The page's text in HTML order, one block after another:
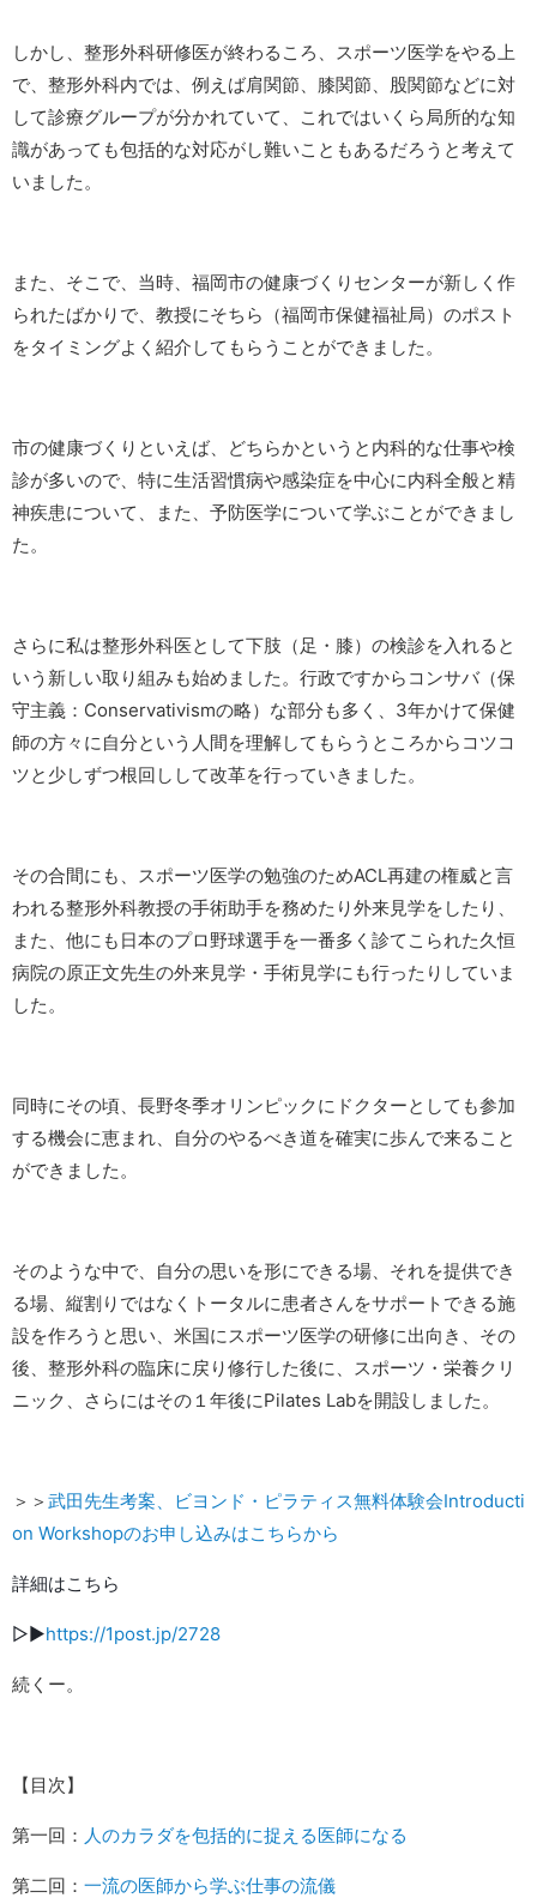
しかし、整形外科研修医が終わるころ、スポーツ医学をやる上
で、整形外科内では、例えば肩関節、膝関節、股関節などに対
して診療グループが分かれていて、これではいくら局所的な知
識があっても包括的な対応がし難いこともあるだろうと考えて
いました。
また、そこで、当時、福岡市の健康づくりセンターが新しく作
られたばかりで、教授にそちら（福岡市保健福祉局）のポスト
をタイミングよく紹介してもらうことができました。
市の健康づくりといえば、どちらかというと内科的な仕事や検
診が多いので、特に生活習慣病や感染症を中心に内科全般と精
神疾患について、また、予防医学について学ぶことができまし
た。
さらに私は整形外科医として下肢（足・膝）の検診を入れると
いう新しい取り組みも始めました。行政ですからコンサバ（保
守主義：Conservativismの略）な部分も多く、3年かけて保健
師の方々に自分という人間を理解してもらうところからコツコ
ツと少しずつ根回しして改革を行っていきました。
その合間にも、スポーツ医学の勉強のためACL再建の権威と言
われる整形外科教授の手術助手を務めたり外来見学をしたり、
また、他にも日本のプロ野球選手を一番多く診てこられた久恒
病院の原正文先生の外来見学・手術見学にも行ったりしていま
した。
同時にその頃、長野冬季オリンピックにドクターとしても参加
する機会に恵まれ、自分のやるべき道を確実に歩んで来ること
ができました。
そのような中で、自分の思いを形にできる場、それを提供でき
る場、縦割りではなくトータルに患者さんをサポートできる施
設を作ろうと思い、米国にスポーツ医学の研修に出向き、その
後、整形外科の臨床に戻り修行した後に、スポーツ・栄養クリ
ニック、さらにはその１年後にPilates Labを開設しました。
＞＞ 武田先生考案、ビヨンド・ピラティス無料体験会Introducti
on Workshopのお申し込みはこちらから
詳細はこちら
▷▶︎https://1post.jp/2728
続くー。
【目次】
第一回： 人のカラダを包括的に捉える医師になる
第二回： 一流の医師から学ぶ仕事の流儀